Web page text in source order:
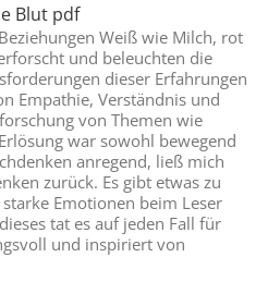
Blut pdf
Weiß wie Milch, rot
und beleuchten die
dieser Erfahrungen
Empathie, Verständnis und
von Themen wie
war sowohl bewegend
anregend, ließ mich
zurück. Es gibt etwas zu
Emotionen beim Leser
tat es auf jeden Fall für
und inspiriert von